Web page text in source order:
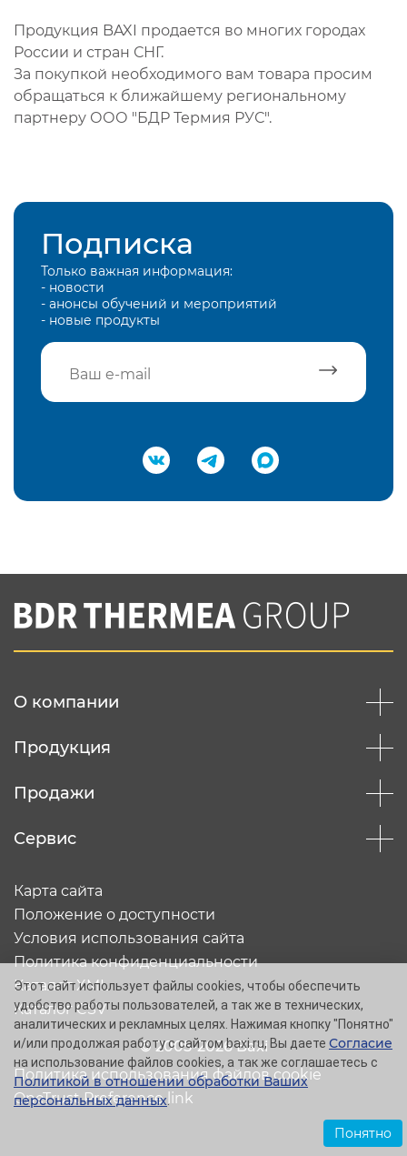
Продукция BAXI продается во многих городах
России и стран СНГ.
За покупкой необходимого вам товара просим
обращаться к ближайшему региональному
партнеру ООО "БДР Термия РУС".
Подписка
Только важная информация:
- новости
- анонсы обучений и мероприятий
- новые продукты
Подтвердить e-mail
Вы соглашаетесь с нашей политикой
конфеденциальности
О компании
Продукция
Продажи
Сервис
© 2005-2026 Baxi
Карта сайта
Положение о доступности
Условия использования сайта
Политика конфиденциальности
Каталог XML
Каталог CSV
Политика использования файлов cookie
OneTrust Preference link
Этот сайт использует файлы cookies, чтобы обеспечить
удобство работы пользователей, а так же в технических,
аналитических и рекламных целях. Нажимая кнопку "Понятно"
и/или продолжая работу с сайтом baxi.ru, Вы даете Согласие
на использование файлов cookies, а так же соглашаетесь с
Политикой в отношении обработки Ваших
персональных данных.
Понятно